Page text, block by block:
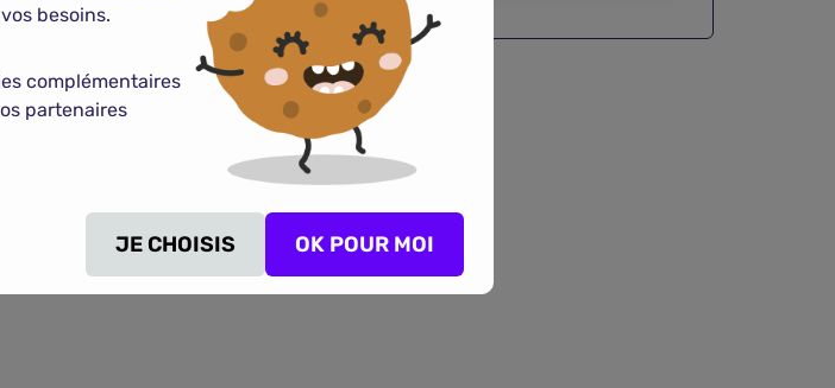
besoins.
complémentaires
partenaires
JE CHOISIS OK POUR MOI